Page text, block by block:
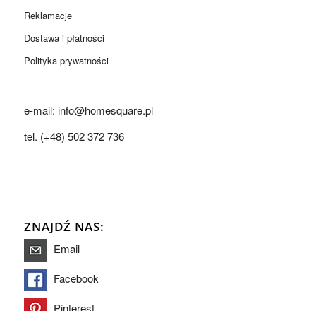
Reklamacje
Dostawa i płatności
Polityka prywatności
e-mail: info@homesquare.pl
tel. (+48) 502 372 736
ZNAJDŹ NAS:
Email
Facebook
Pinterest